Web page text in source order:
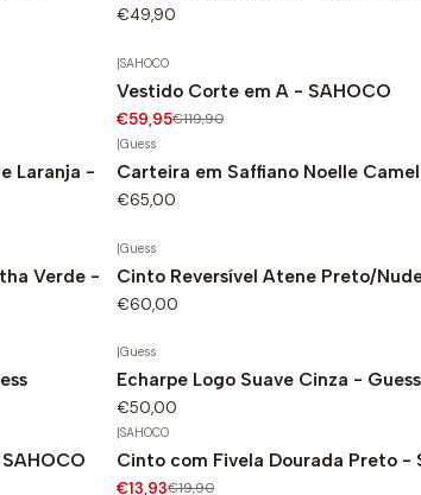
€49,90
-50%
|SAHOCO
Vestido Corte em A - SAHOCO
€59,95€119,90
Laranja -
Guess
Carteira em Saffiano Noelle
€65,00
Verde -
|Guess
Cinto Reversível Atene Preto/
€60,00
|Guess
Echarpe Logo Suave Cinza - Guess
€50,00
-30%
SAHOCO
Cinto com Fivela Dourada Preto -
€13,93€19,90